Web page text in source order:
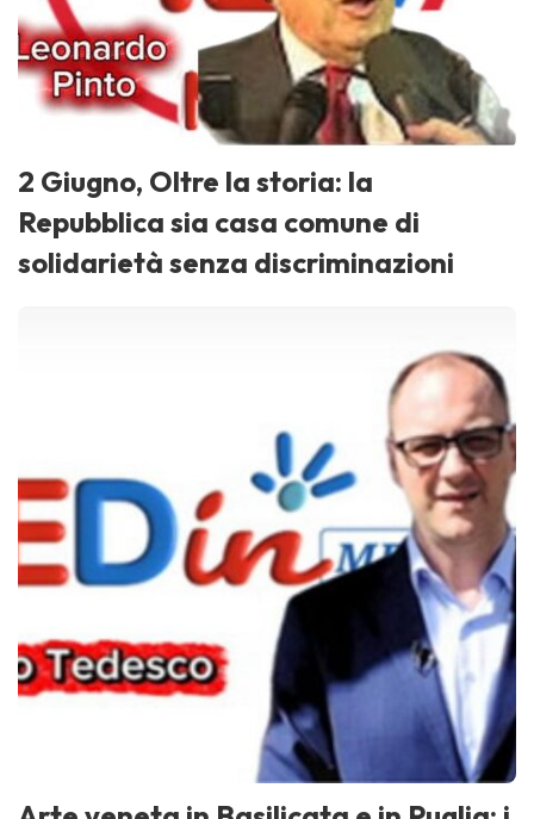
2 Giugno, Oltre la storia: la
Repubblica sia casa comune di
solidarietà senza discriminazioni